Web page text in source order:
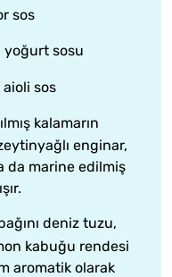
sos
yoğurt sosu
sos
kalamarın
enginar,
da marine edilmiş
deniz tuzu,
kabuğu rendesi
aromatik olarak